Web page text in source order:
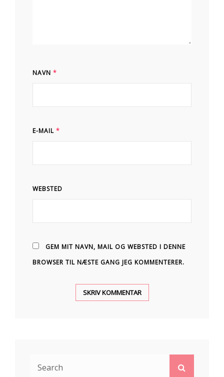
NAVN *
E-MAIL *
WEBSTED
GEM MIT NAVN, MAIL OG WEBSTED I DENNE
BROWSER TIL NÆSTE GANG JEG KOMMENTERER.